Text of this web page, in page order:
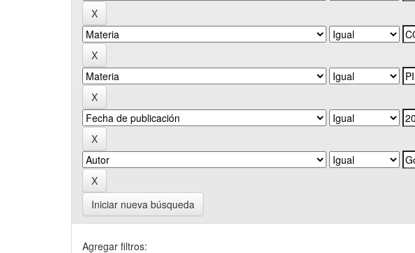
Iniciar nueva búsqueda
Agregar filtros: